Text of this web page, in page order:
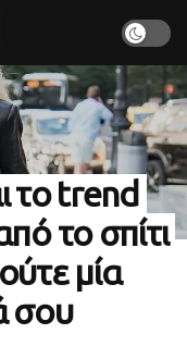
το trend
το σπίτι
μία
σου